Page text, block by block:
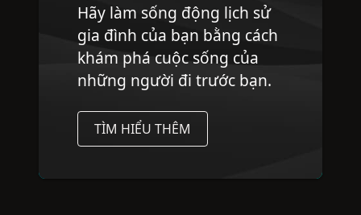
Hãy làm sống động lịch sử
gia đình của bạn bằng cách
khám phá cuộc sống của
những người đi trước bạn.
TÌM HIỂU THÊM